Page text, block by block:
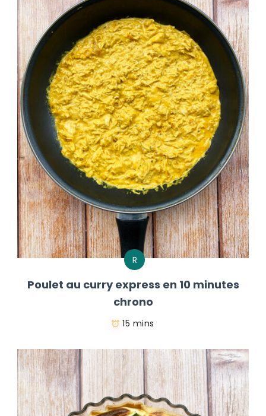
R
Poulet au curry express en 10 minutes
chrono
15 mins